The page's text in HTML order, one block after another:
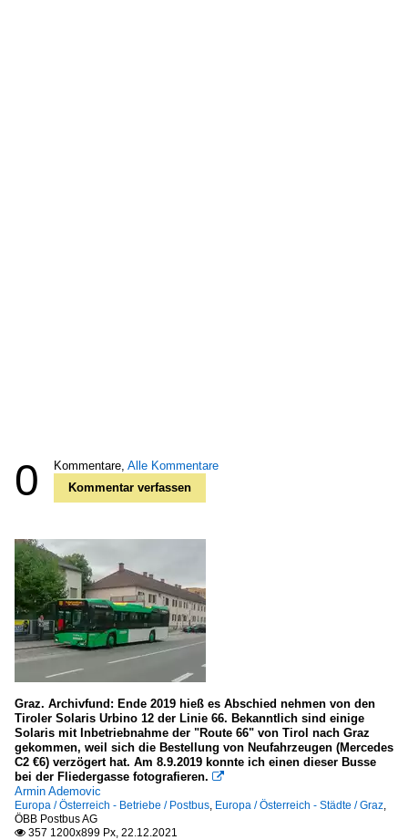
0 Kommentare, Alle Kommentare
Kommentar verfassen
Graz. Archivfund: Ende 2019 hieß es Abschied nehmen von den
Tiroler Solaris Urbino 12 der Linie 66. Bekanntlich sind einige
Solaris mit Inbetriebnahme der "Route 66" von Tirol nach Graz
gekommen, weil sich die Bestellung von Neufahrzeugen (Mercedes
C2 €6) verzögert hat. Am 8.9.2019 konnte ich einen dieser Busse
bei der Fliedergasse fotografieren. 
Armin Ademovic
Europa / Österreich - Betriebe / Postbus, Europa / Österreich - Städte / Graz,
ÖBB Postbus AG
 357 1200x899 Px, 22.12.2021